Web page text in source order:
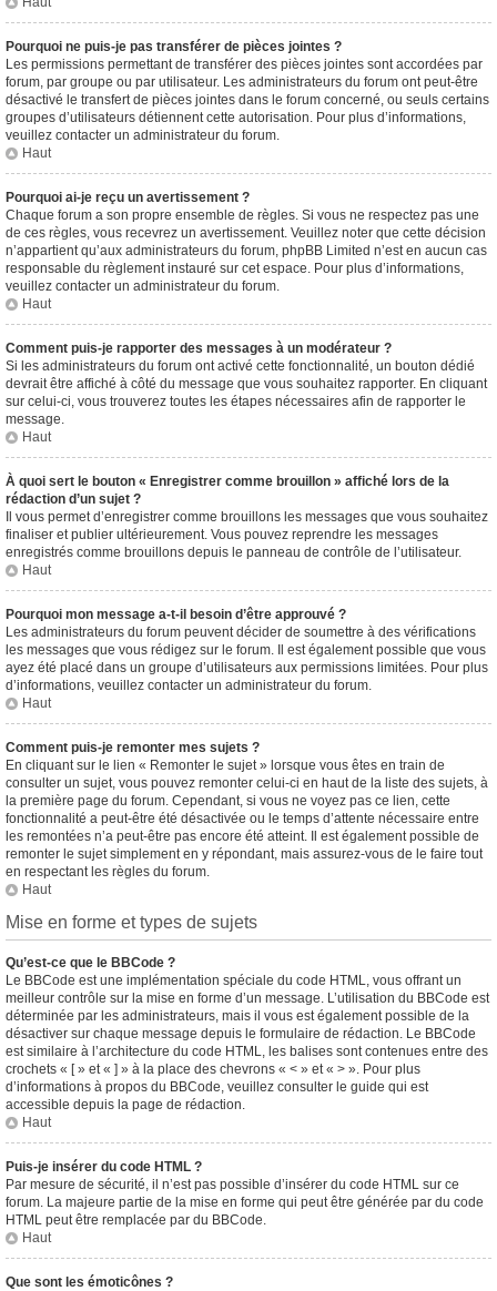
Pourquoi ne puis-je pas transférer de pièces jointes ?
Les permissions permettant de transférer des pièces jointes sont accordées par
forum, par groupe ou par utilisateur. Les administrateurs du forum ont peut-être
désactivé le transfert de pièces jointes dans le forum concerné, ou seuls certains
groupes d’utilisateurs détiennent cette autorisation. Pour plus d’informations,
veuillez contacter un administrateur du forum.
Haut
Pourquoi ai-je reçu un avertissement ?
Chaque forum a son propre ensemble de règles. Si vous ne respectez pas une
de ces règles, vous recevrez un avertissement. Veuillez noter que cette décision
n’appartient qu’aux administrateurs du forum, phpBB Limited n’est en aucun cas
responsable du règlement instauré sur cet espace. Pour plus d’informations,
veuillez contacter un administrateur du forum.
Haut
Comment puis-je rapporter des messages à un modérateur ?
Si les administrateurs du forum ont activé cette fonctionnalité, un bouton dédié
devrait être affiché à côté du message que vous souhaitez rapporter. En cliquant
sur celui-ci, vous trouverez toutes les étapes nécessaires afin de rapporter le
message.
Haut
À quoi sert le bouton « Enregistrer comme brouillon » affiché lors de la
rédaction d’un sujet ?
Il vous permet d’enregistrer comme brouillons les messages que vous souhaitez
finaliser et publier ultérieurement. Vous pouvez reprendre les messages
enregistrés comme brouillons depuis le panneau de contrôle de l’utilisateur.
Haut
Pourquoi mon message a-t-il besoin d’être approuvé ?
Les administrateurs du forum peuvent décider de soumettre à des vérifications
les messages que vous rédigez sur le forum. Il est également possible que vous
ayez été placé dans un groupe d’utilisateurs aux permissions limitées. Pour plus
d’informations, veuillez contacter un administrateur du forum.
Haut
Comment puis-je remonter mes sujets ?
En cliquant sur le lien « Remonter le sujet » lorsque vous êtes en train de
consulter un sujet, vous pouvez remonter celui-ci en haut de la liste des sujets, à
la première page du forum. Cependant, si vous ne voyez pas ce lien, cette
fonctionnalité a peut-être été désactivée ou le temps d’attente nécessaire entre
les remontées n’a peut-être pas encore été atteint. Il est également possible de
remonter le sujet simplement en y répondant, mais assurez-vous de le faire tout
en respectant les règles du forum.
Haut
Mise en forme et types de sujets
Qu’est-ce que le BBCode ?
Le BBCode est une implémentation spéciale du code HTML, vous offrant un
meilleur contrôle sur la mise en forme d’un message. L’utilisation du BBCode est
déterminée par les administrateurs, mais il vous est également possible de la
désactiver sur chaque message depuis le formulaire de rédaction. Le BBCode
est similaire à l’architecture du code HTML, les balises sont contenues entre des
crochets « [ » et « ] » à la place des chevrons « < » et « > ». Pour plus
d’informations à propos du BBCode, veuillez consulter le guide qui est
accessible depuis la page de rédaction.
Haut
Puis-je insérer du code HTML ?
Par mesure de sécurité, il n’est pas possible d’insérer du code HTML sur ce
forum. La majeure partie de la mise en forme qui peut être générée par du code
HTML peut être remplacée par du BBCode.
Haut
Que sont les émoticônes ?